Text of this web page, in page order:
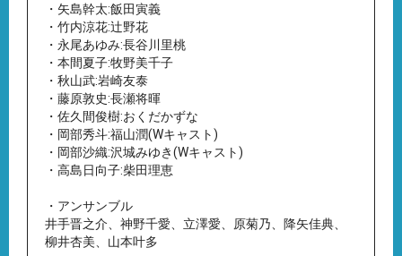
・矢島幹太:飯田寅義
・竹内涼花:辻野花
・永尾あゆみ:長谷川里桃
・本間夏子:牧野美千子
・秋山武:岩崎友泰
・藤原敦史:長瀬将暉
・佐久間俊樹:おくだかずな
・岡部秀斗:福山潤(Wキャスト)
・岡部沙織:沢城みゆき(Wキャスト)
・高島日向子:柴田理恵
・アンサンブル
井手晋之介、神野千愛、立澤愛、原菊乃、降矢佳典、
柳井杏美、山本叶多